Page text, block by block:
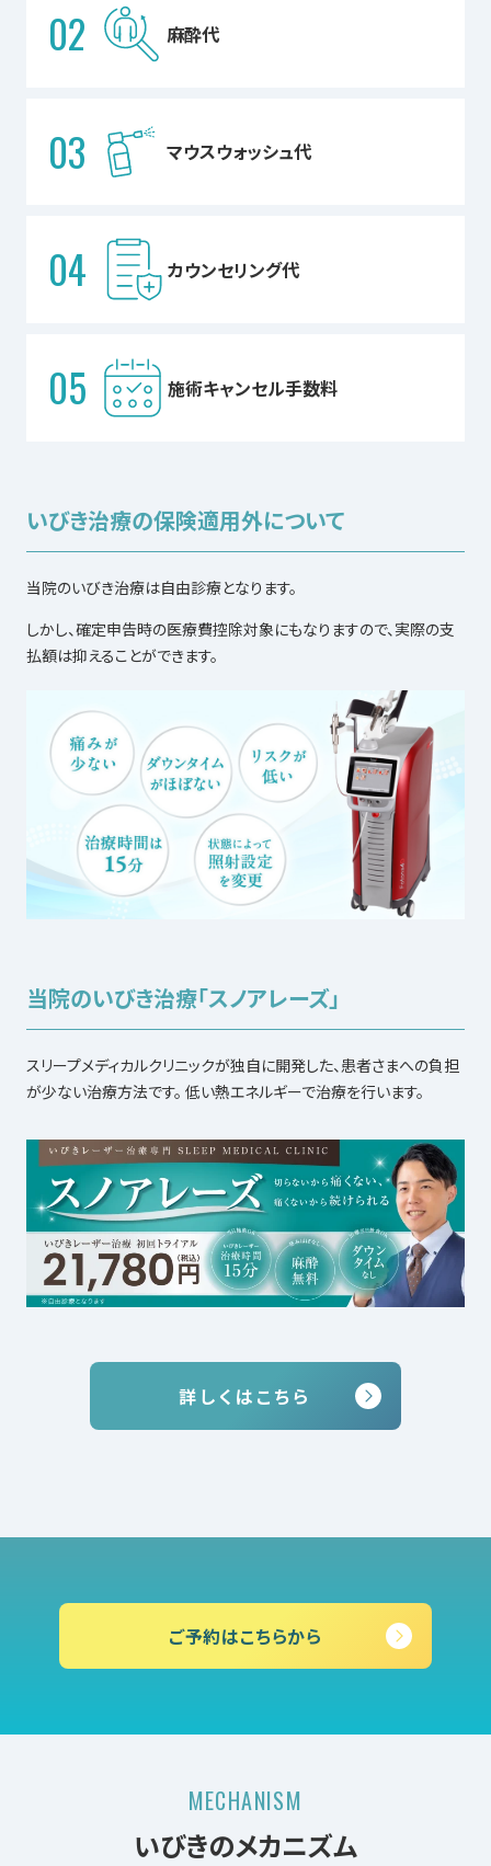
02 麻酔代
03 マウスウォッシュ代
04 カウンセリング代
05 施術キャンセル手数料
いびき治療の保険適用外について
当院のいびき治療は自由診療となります。
しかし、確定申告時の医療費控除対象にもなりますので、実際の支
払額は抑えることができます。
当院のいびき治療「スノアレーズ」
スリープメディカルクリニックが独自に開発した、患者さまへの負担
が少ない治療方法です。 低い熱エネルギーで治療を行います。
詳しくはこちら
ご予約はこちらから
MECHANISM
いびきのメカニズム